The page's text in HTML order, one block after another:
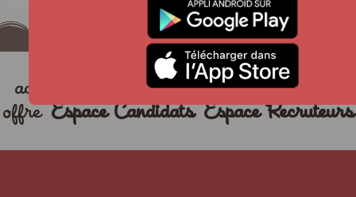
accueil actualités
déposer une
offre Espace Candidats Espace Recruteurs